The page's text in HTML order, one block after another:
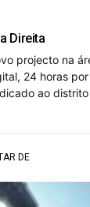
Direita
projecto na
24 horas
ao distrito
DE